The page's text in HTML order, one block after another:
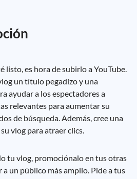
listo, es hora de subirlo a YouTube.
un título pegadizo y una
ayudar a los espectadores a
relevantes para aumentar su
de búsqueda. Además, cree una
vlog para atraer clics.
tu vlog, promociónalo en tus otras
a un público más amplio. Pide a tus